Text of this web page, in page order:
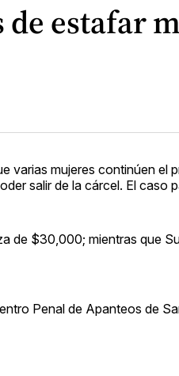
de estafar
varias mujeres continúen el
salir de la cárcel. El caso
de $30,000; mientras que
Penal de Apanteos de